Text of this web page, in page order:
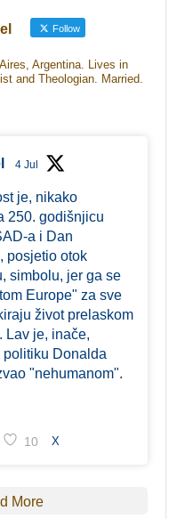
Follow
Argentina. Lives in
and Theologian. Married.
4 Jul
je, nikako
250. godišnjicu
a i Dan
posjetio otok
simbolu, jer ga se
Europe" za sve
život prelaskom
Lav je, inače,
politiku Donalda
"nehumanom".
10 X
More